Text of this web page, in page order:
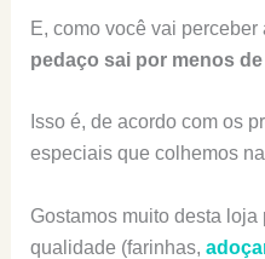
E, como você vai perceber
pedaço sai por menos
Isso é, de acordo com os
especiais que colhemos na
Gostamos muito desta
qualidade (farinhas,